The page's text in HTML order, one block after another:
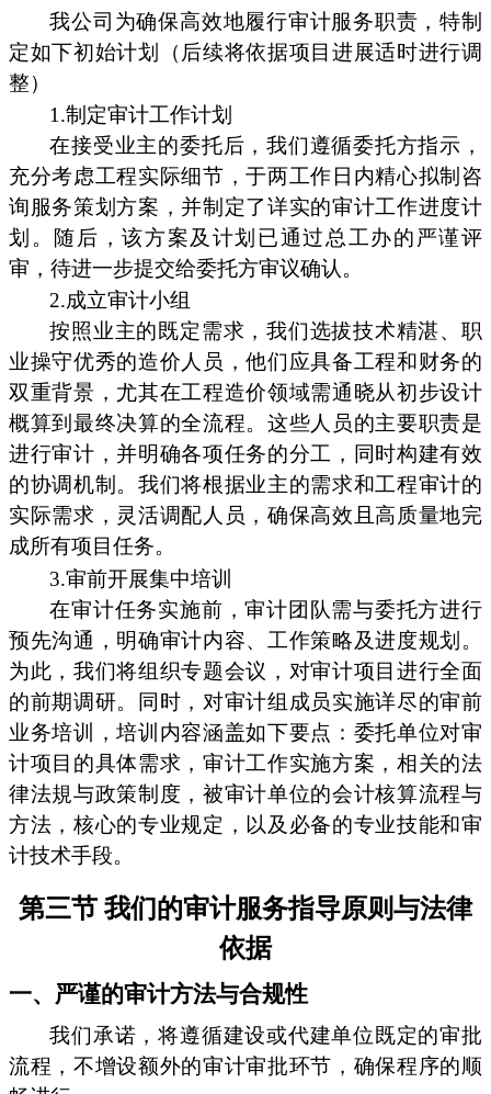
我公司为确保高效地履行审计服务职责，特制
定如下初始计划（后续将依据项目进展适时进行调
整）
1.制定审计工作计划
在接受业主的委托后，我们遵循委托方指示，
充分考虑工程实际细节，于两工作日内精心拟制咨
询服务策划方案，并制定了详实的审计工作进度计
划。随后，该方案及计划已通过总工办的严谨评
审，待进一步提交给委托方审议确认。
2.成立审计小组
按照业主的既定需求，我们选拔技术精湛、职
业操守优秀的造价人员，他们应具备工程和财务的
双重背景，尤其在工程造价领域需通晓从初步设计
概算到最终决算的全流程。这些人员的主要职责是
进行审计，并明确各项任务的分工，同时构建有效
的协调机制。我们将根据业主的需求和工程审计的
实际需求，灵活调配人员，确保高效且高质量地完
成所有项目任务。
3.审前开展集中培训
在审计任务实施前，审计团队需与委托方进行
预先沟通，明确审计内容、工作策略及进度规划。
为此，我们将组织专题会议，对审计项目进行全面
的前期调研。同时，对审计组成员实施详尽的审前
业务培训，培训内容涵盖如下要点：委托单位对审
计项目的具体需求，审计工作实施方案，相关的法
律法規与政策制度，被审计单位的会计核算流程与
方法，核心的专业规定，以及必备的专业技能和审
计技术手段。
第三节 我们的审计服务指导原则与法律
依据
一、严谨的审计方法与合规性
我们承诺，将遵循建设或代建单位既定的审批
流程，不增设额外的审计审批环节，确保程序的顺